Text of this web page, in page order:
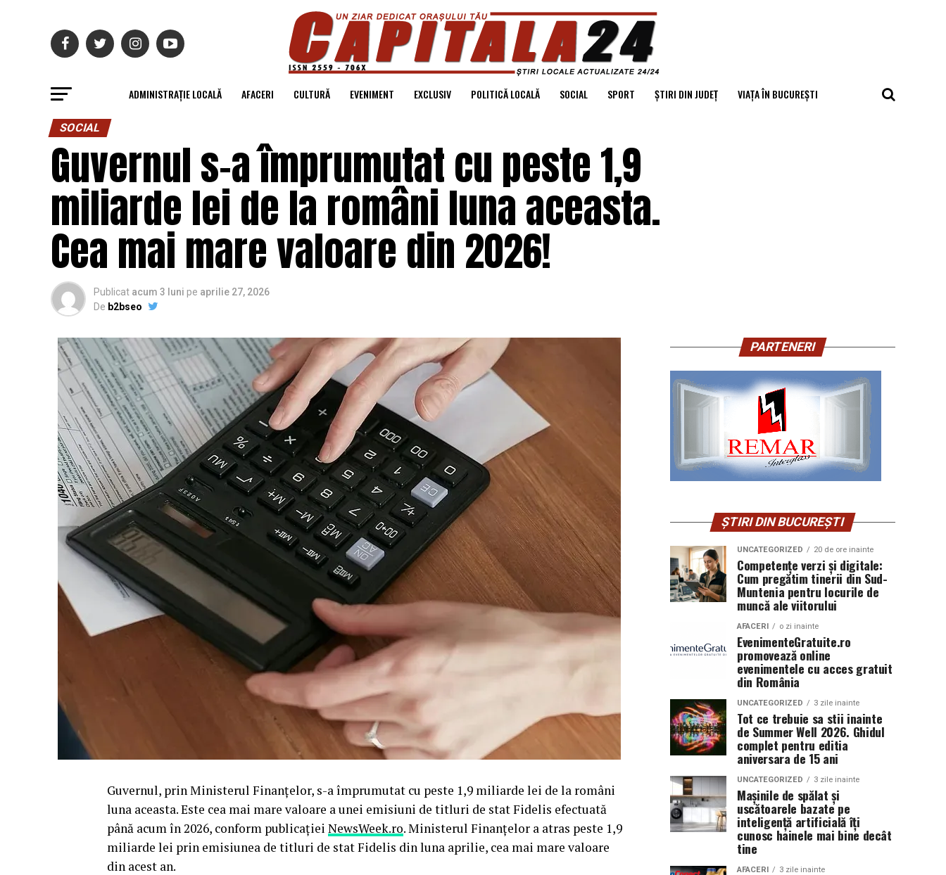
ADMINISTRAȚIE LOCALĂ AFACERI CULTURĂ EVENIMENT EXCLUSIV POLITICĂ LOCALĂ SOCIAL SPORT ȘTIRI DIN JUDEȚ VIAȚA ÎN BUCUREȘTI
SOCIAL
Guvernul s-a împrumutat cu peste 1,9
miliarde lei de la români luna aceasta.
Cea mai mare valoare din 2026!
Publicat acum 3 luni pe aprilie 27, 2026
De b2bseo
Guvernul, prin Ministerul Finanțelor, s-a împrumutat cu peste 1,9 miliarde lei de la români
luna aceasta. Este cea mai mare valoare a unei emisiuni de titluri de stat Fidelis efectuată
până acum în 2026, conform publicaţiei NewsWeek.ro. Ministerul Finanţelor a atras peste 1,9
miliarde lei prin emisiunea de titluri de stat Fidelis din luna aprilie, cea mai mare valoare
din acest an.
PARTENERI
ȘTIRI DIN BUCUREȘTI
UNCATEGORIZED 20 de ore inainte
Competențe verzi și digitale:
Cum pregătim tinerii din Sud-
Muntenia pentru locurile de
muncă ale viitorului
AFACERI o zi inainte
EvenimenteGratuite.ro
promovează online
evenimentele cu acces gratuit
din România
UNCATEGORIZED 3 zile inainte
Tot ce trebuie sa stii inainte
de Summer Well 2026. Ghidul
complet pentru editia
aniversara de 15 ani
UNCATEGORIZED 3 zile inainte
Mașinile de spălat și
uscătoarele bazate pe
inteligență artificială îți
cunosc hainele mai bine decât
tine
AFACERI 3 zile inainte